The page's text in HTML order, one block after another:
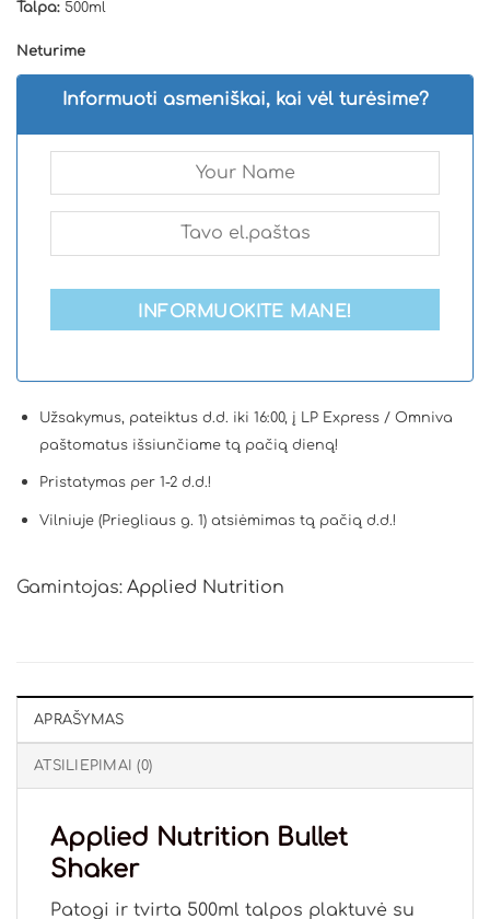
Talpa: 500ml
Neturime
Informuoti asmeniškai, kai vėl turėsime?
INFORMUOKITE MANE!
Užsakymus, pateiktus d.d. iki 16:00, į LP Express / Omniva
paštomatus išsiunčiame tą pačią dieną!
Pristatymas per 1-2 d.d.!
Vilniuje (Priegliaus g. 1) atsiėmimas tą pačią d.d.!
Gamintojas: Applied Nutrition
APRAŠYMAS
ATSILIEPIMAI (0)
Applied Nutrition Bullet
Shaker
Patogi ir tvirta 500ml talpos plaktuvė su